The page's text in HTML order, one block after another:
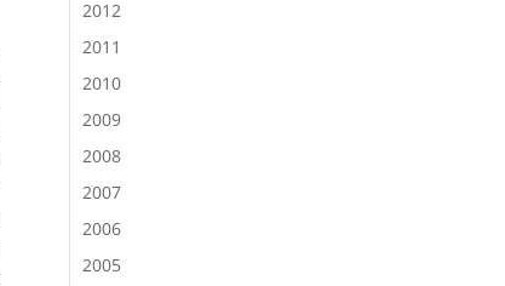
2012
2011
2010
2009
2008
2007
2006
2005